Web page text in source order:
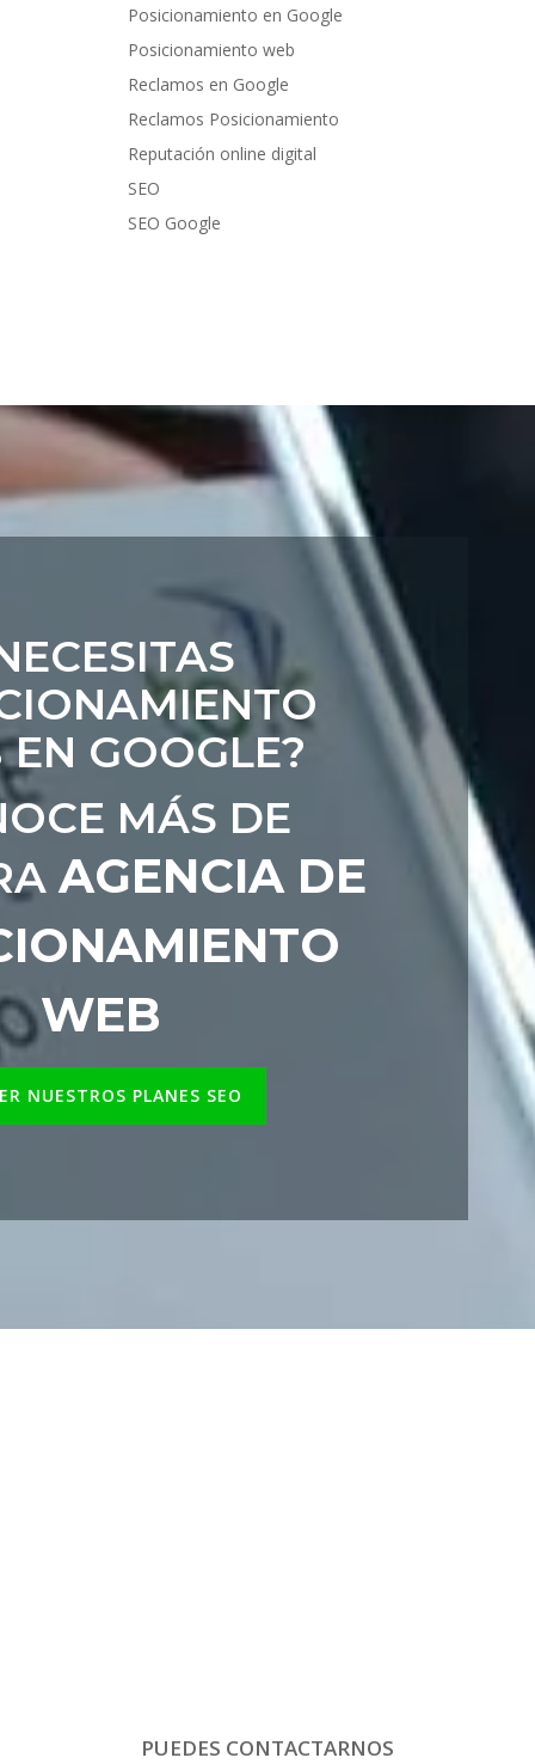
Posicionamiento en Google
Posicionamiento web
Reclamos en Google
Reclamos Posicionamiento
Reputación online digital
SEO
SEO Google
GOOGLE?
MÁS DE
AGENCIA DE
WEB
NUESTROS PLANES SEO
PUEDES CONTACTARNOS